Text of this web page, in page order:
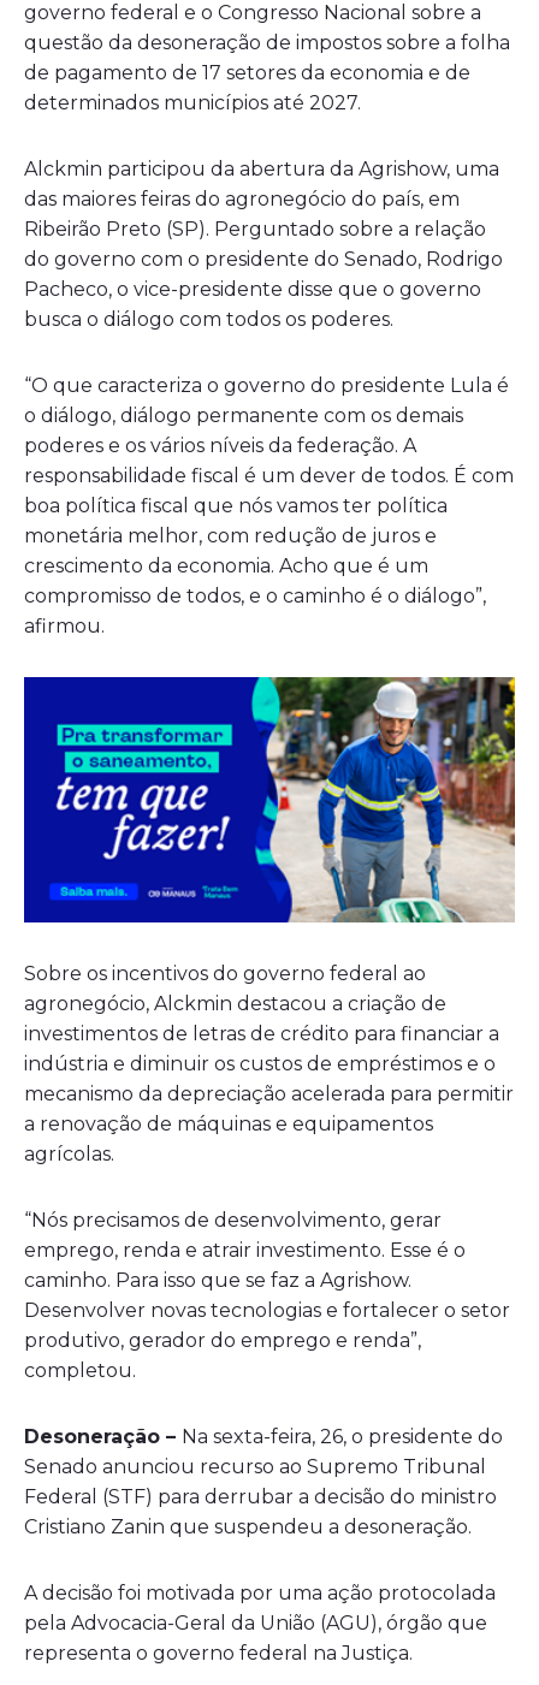
governo federal e o Congresso Nacional sobre a
questão da desoneração de impostos sobre a folha
de pagamento de 17 setores da economia e de
determinados municípios até 2027.
Alckmin participou da abertura da Agrishow, uma
das maiores feiras do agronegócio do país, em
Ribeirão Preto (SP). Perguntado sobre a relação
do governo com o presidente do Senado, Rodrigo
Pacheco, o vice-presidente disse que o governo
busca o diálogo com todos os poderes.
“O que caracteriza o governo do presidente Lula é
o diálogo, diálogo permanente com os demais
poderes e os vários níveis da federação. A
responsabilidade fiscal é um dever de todos. É com
boa política fiscal que nós vamos ter política
monetária melhor, com redução de juros e
crescimento da economia. Acho que é um
compromisso de todos, e o caminho é o diálogo”,
afirmou.
Sobre os incentivos do governo federal ao
agronegócio, Alckmin destacou a criação de
investimentos de letras de crédito para financiar a
indústria e diminuir os custos de empréstimos e o
mecanismo da depreciação acelerada para permitir
a renovação de máquinas e equipamentos
agrícolas.
“Nós precisamos de desenvolvimento, gerar
emprego, renda e atrair investimento. Esse é o
caminho. Para isso que se faz a Agrishow.
Desenvolver novas tecnologias e fortalecer o setor
produtivo, gerador do emprego e renda”,
completou.
Desoneração – Na sexta-feira, 26, o presidente do
Senado anunciou recurso ao Supremo Tribunal
Federal (STF) para derrubar a decisão do ministro
Cristiano Zanin que suspendeu a desoneração.
A decisão foi motivada por uma ação protocolada
pela Advocacia-Geral da União (AGU), órgão que
representa o governo federal na Justiça.